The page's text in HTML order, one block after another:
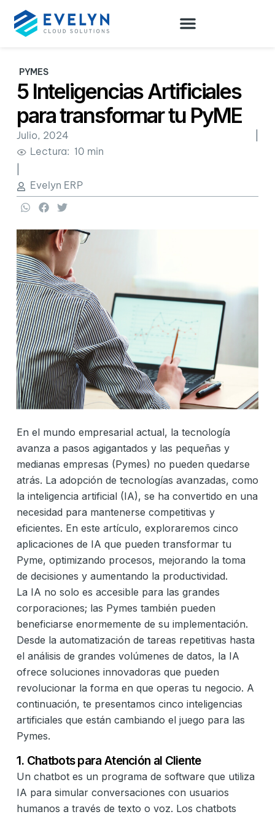
PYMES
5 Inteligencias Artificiales
para transformar tu PyME
Julio, 2024
Lectura: 10 min
Evelyn ERP
En el mundo empresarial actual, la tecnología
avanza a pasos agigantados y las pequeñas y
medianas empresas (Pymes) no pueden quedarse
atrás. La adopción de tecnologías avanzadas, como
la inteligencia artificial (IA), se ha convertido en una
necesidad para mantenerse competitivas y
eficientes. En este artículo, exploraremos cinco
aplicaciones de IA que pueden transformar tu
Pyme, optimizando procesos, mejorando la toma
de decisiones y aumentando la productividad.
La IA no solo es accesible para las grandes
corporaciones; las Pymes también pueden
beneficiarse enormemente de su implementación.
Desde la automatización de tareas repetitivas hasta
el análisis de grandes volúmenes de datos, la IA
ofrece soluciones innovadoras que pueden
revolucionar la forma en que operas tu negocio. A
continuación, te presentamos cinco inteligencias
artificiales que están cambiando el juego para las
Pymes.
1. Chatbots para Atención al Cliente
Un chatbot es un programa de software que utiliza
IA para simular conversaciones con usuarios
humanos a través de texto o voz. Los chatbots